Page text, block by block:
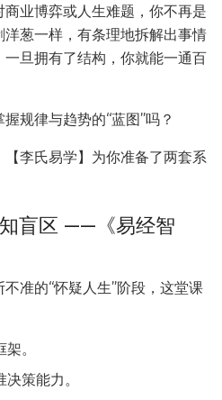
业博弈或人生难题，你不再是
葱一样，有条理地拆解出事情
旦拥有了结构，你就能一通百
规律与趋势的“蓝图”吗？
李氏易学】为你准备了两套系
盲区 ——《易经智
准的“怀疑人生”阶段，这堂课
。
策能力。